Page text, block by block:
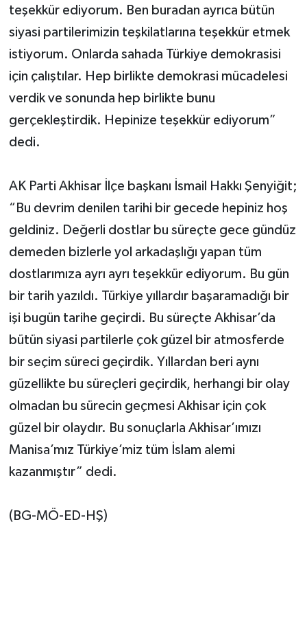
teşekkür ediyorum. Ben buradan ayrıca bütün
siyasi partilerimizin teşkilatlarına teşekkür etmek
istiyorum. Onlarda sahada Türkiye demokrasisi
için çalıştılar. Hep birlikte demokrasi mücadelesi
verdik ve sonunda hep birlikte bunu
gerçekleştirdik. Hepinize teşekkür ediyorum”
dedi.
AK Parti Akhisar İlçe başkanı İsmail Hakkı Şenyiğit;
“Bu devrim denilen tarihi bir gecede hepiniz hoş
geldiniz. Değerli dostlar bu süreçte gece gündüz
demeden bizlerle yol arkadaşlığı yapan tüm
dostlarımıza ayrı ayrı teşekkür ediyorum. Bu gün
bir tarih yazıldı. Türkiye yıllardır başaramadığı bir
işi bugün tarihe geçirdi. Bu süreçte Akhisar’da
bütün siyasi partilerle çok güzel bir atmosferde
bir seçim süreci geçirdik. Yıllardan beri aynı
güzellikte bu süreçleri geçirdik, herhangi bir olay
olmadan bu sürecin geçmesi Akhisar için çok
güzel bir olaydır. Bu sonuçlarla Akhisar’ımızı
Manisa’mız Türkiye’miz tüm İslam alemi
kazanmıştır” dedi.
(BG-MÖ-ED-HŞ)